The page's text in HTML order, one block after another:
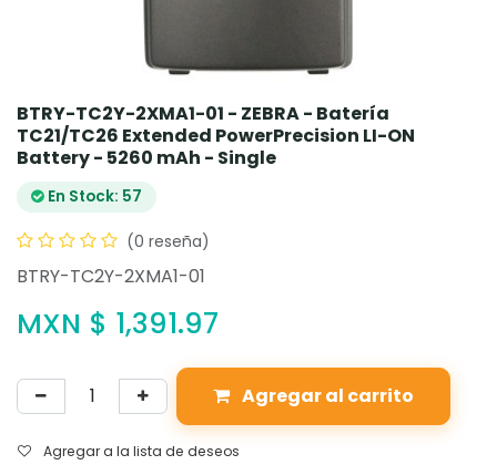
BTRY-TC2Y-2XMA1-01 - ZEBRA - Batería
TC21/TC26 Extended PowerPrecision LI-ON
Battery - 5260 mAh - Single
En Stock: 57
(0 reseña)
BTRY-TC2Y-2XMA1-01
MXN $ 1,391.97
Agregar al carrito
Agregar a la lista de deseos